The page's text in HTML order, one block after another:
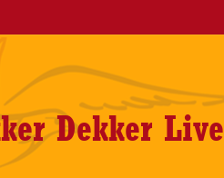
Dekker Live